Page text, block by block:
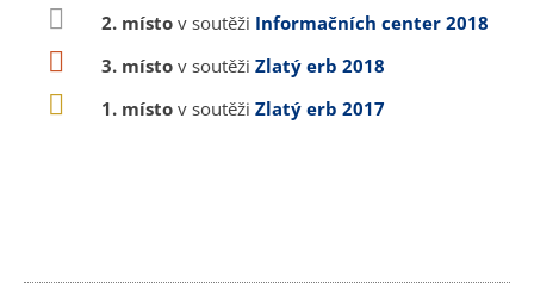
2. místo v soutěži Informačních center 2018
3. místo v soutěži Zlatý erb 2018
1. místo v soutěži Zlatý erb 2017